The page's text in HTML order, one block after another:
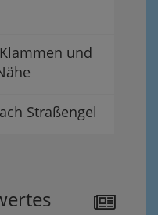
und
Straßengel